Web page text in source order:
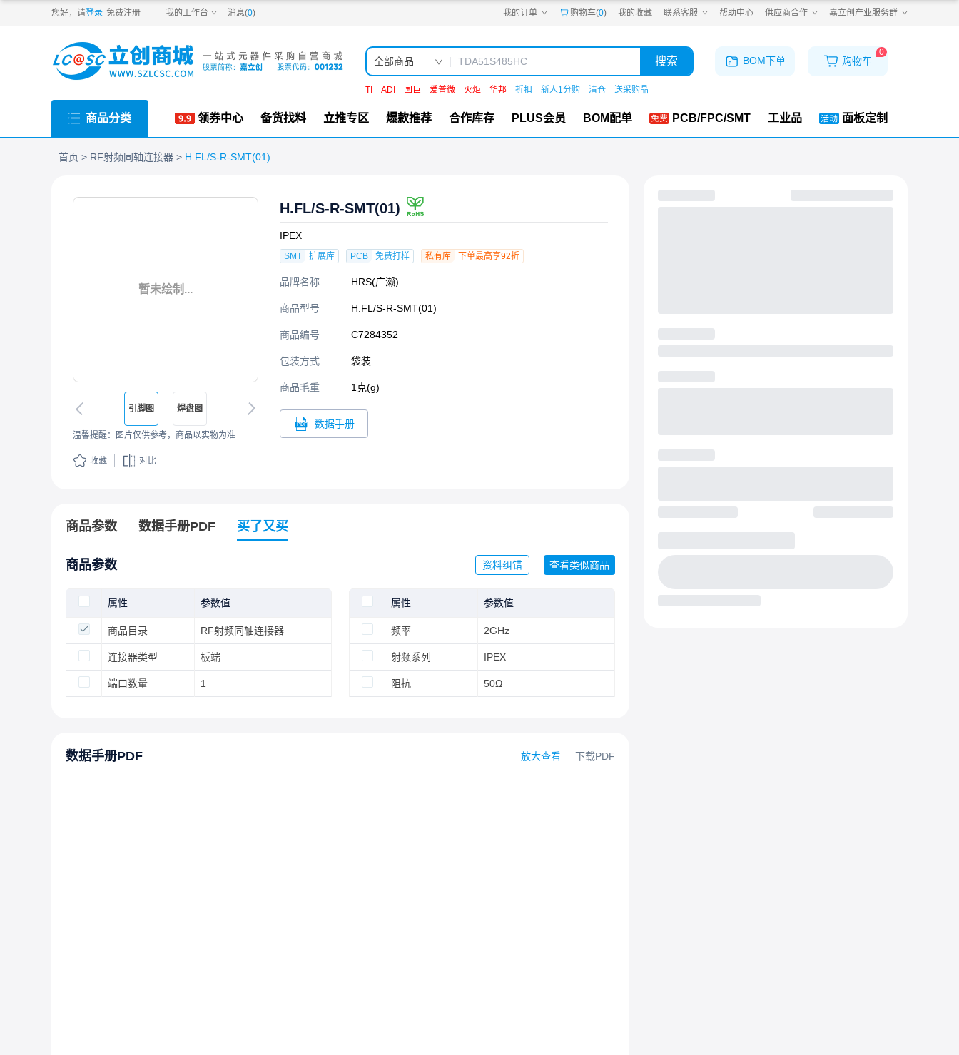
您好，请登录 免费注册 我的工作台 消息(0) 我的订单 购物车(0) 我的收藏 联系客服 帮助中心 供应商合作 嘉立创产业服务群
嘉立创PCB
嘉立创FA
机电工坊
全部商品 搜索
TI ADI 国巨 爱普微 火炬 华邦 折扣 新人1分购 清仓 送采购晶
BOM下单 购物车
0
商品分类 领券中心 备货找料 立推专区 爆款推荐 合作库存 PLUS会员 BOM配单 PCB/FPC/SMT 工业品 面板定制
首页 RF射频同轴连接器 H.FL/S-R-SMT(01)
暂未绘制...
引脚图 焊盘图
温馨提醒：图片仅供参考，商品以实物为准
收藏 对比
H.FL/S-R-SMT(01)
IPEX
SMT 扩展库 PCB 免费打样 私有库 下单最高享92折
品牌名称 HRS(广濑)
商品型号 H.FL/S-R-SMT(01)
商品编号 C7284352
包装方式 袋装
商品毛重 1克(g)
数据手册
商品参数 数据手册PDF 买了又买
商品参数 资料纠错 查看类似商品
属性 参数值
商品目录 RF射频同轴连接器
连接器类型 板端
端口数量 1
属性 参数值
频率 2GHz
射频系列 IPEX
阻抗 50Ω
数据手册PDF 放大查看 下载PDF